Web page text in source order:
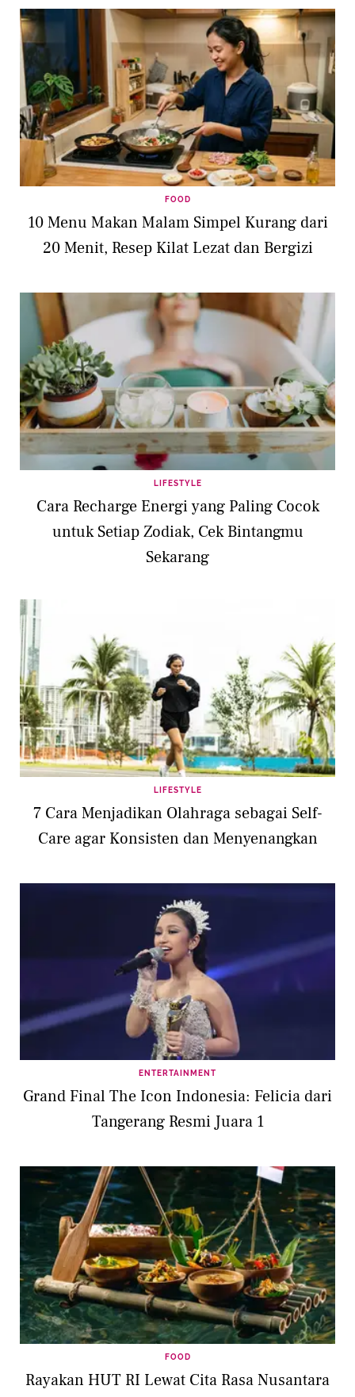
FOOD
10 Menu Makan Malam Simpel Kurang dari
20 Menit, Resep Kilat Lezat dan Bergizi
LIFESTYLE
Cara Recharge Energi yang Paling Cocok
untuk Setiap Zodiak, Cek Bintangmu
Sekarang
LIFESTYLE
7 Cara Menjadikan Olahraga sebagai Self-
Care agar Konsisten dan Menyenangkan
ENTERTAINMENT
Grand Final The Icon Indonesia: Felicia dari
Tangerang Resmi Juara 1
FOOD
Rayakan HUT RI Lewat Cita Rasa Nusantara